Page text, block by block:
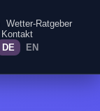
Wetter-Ratgeber
Kontakt
DE EN